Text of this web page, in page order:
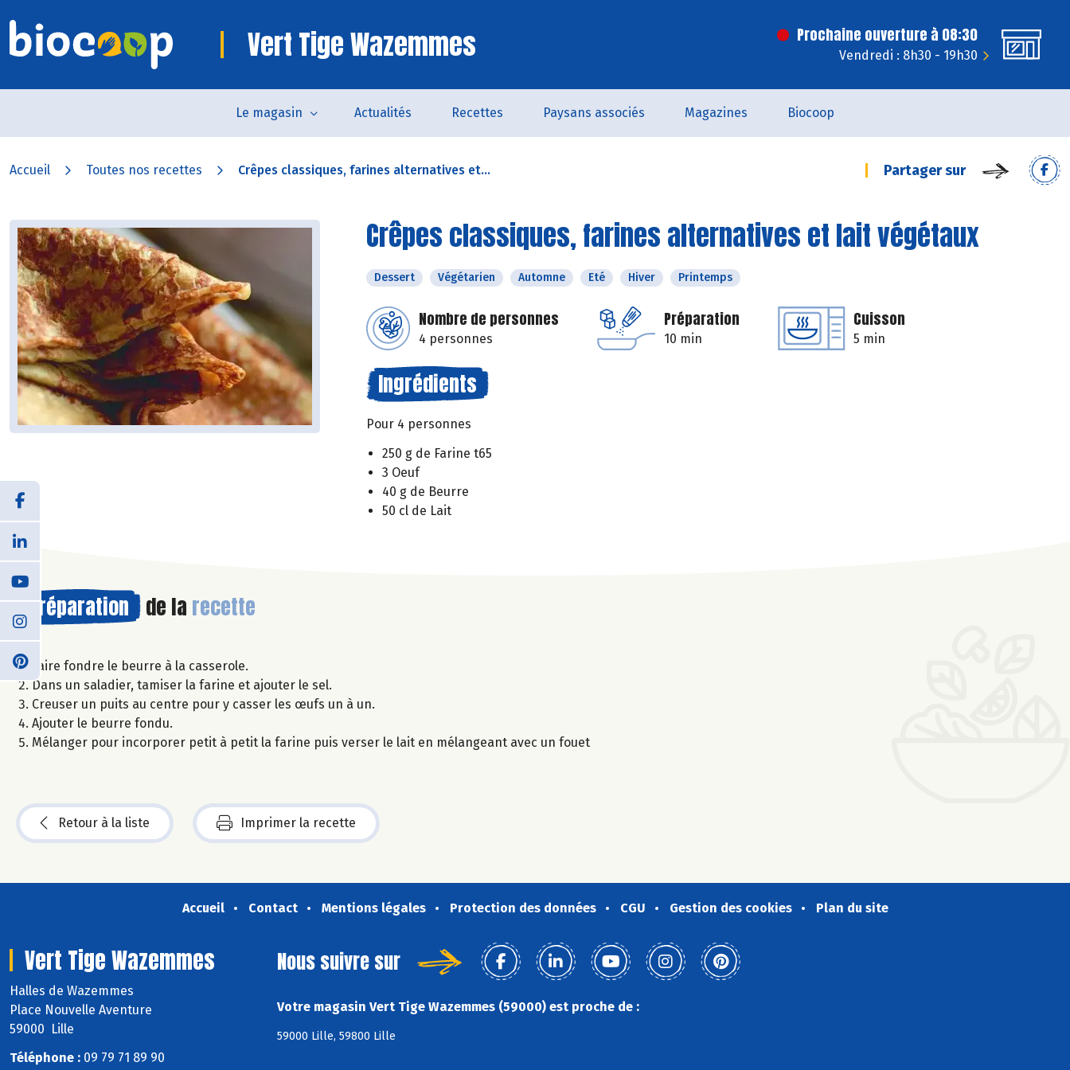
Vert Tige Wazemmes Prochaine ouverture à 08:30
Vendredi : 8h30 - 19h30
Le magasin Actualités Recettes Paysans associés Magazines Biocoop
Accueil Toutes nos recettes Crêpes classiques, farines alternatives et... Partager sur
Crêpes classiques, farines alternatives et lait végétaux
Dessert Végétarien Automne Eté Hiver Printemps
Nombre de personnes
4 personnes
Préparation
10 min
Cuisson
5 min
Ingrédients
Pour 4 personnes
250 g de Farine t65
3 Oeuf
40 g de Beurre
50 cl de Lait
Préparation de la recette
Faire fondre le beurre à la casserole.
Dans un saladier, tamiser la farine et ajouter le sel.
Creuser un puits au centre pour y casser les œufs un à un.
Ajouter le beurre fondu.
Mélanger pour incorporer petit à petit la farine puis verser le lait en mélangeant avec un fouet
Retour à la liste Imprimer la recette
Accueil Contact Mentions légales Protection des données CGU Gestion des cookies Plan du site
Vert Tige Wazemmes
Halles de Wazemmes
Place Nouvelle Aventure
59000 Lille
Téléphone : 09 79 71 89 90
Nous suivre sur
Votre magasin Vert Tige Wazemmes (59000) est proche de :
59000 Lille, 59800 Lille